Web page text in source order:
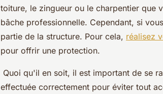
toiture, le zingueur ou le charpentier que
bâche professionnelle. Cependant, si
partie de la structure. Pour cela, réalisez
pour offrir une protection.
Quoi qu'il en soit, il est important de se
effectuée correctement pour éviter tout